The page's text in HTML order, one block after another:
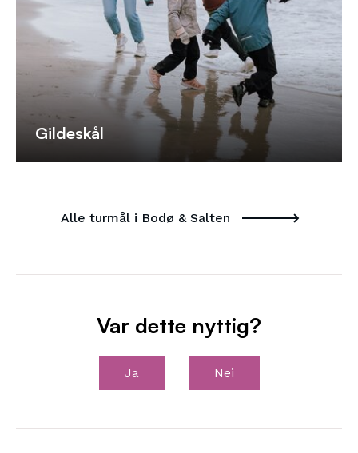
Gildeskål
Alle turmål i Bodø & Salten
Var dette nyttig?
Ja Nei